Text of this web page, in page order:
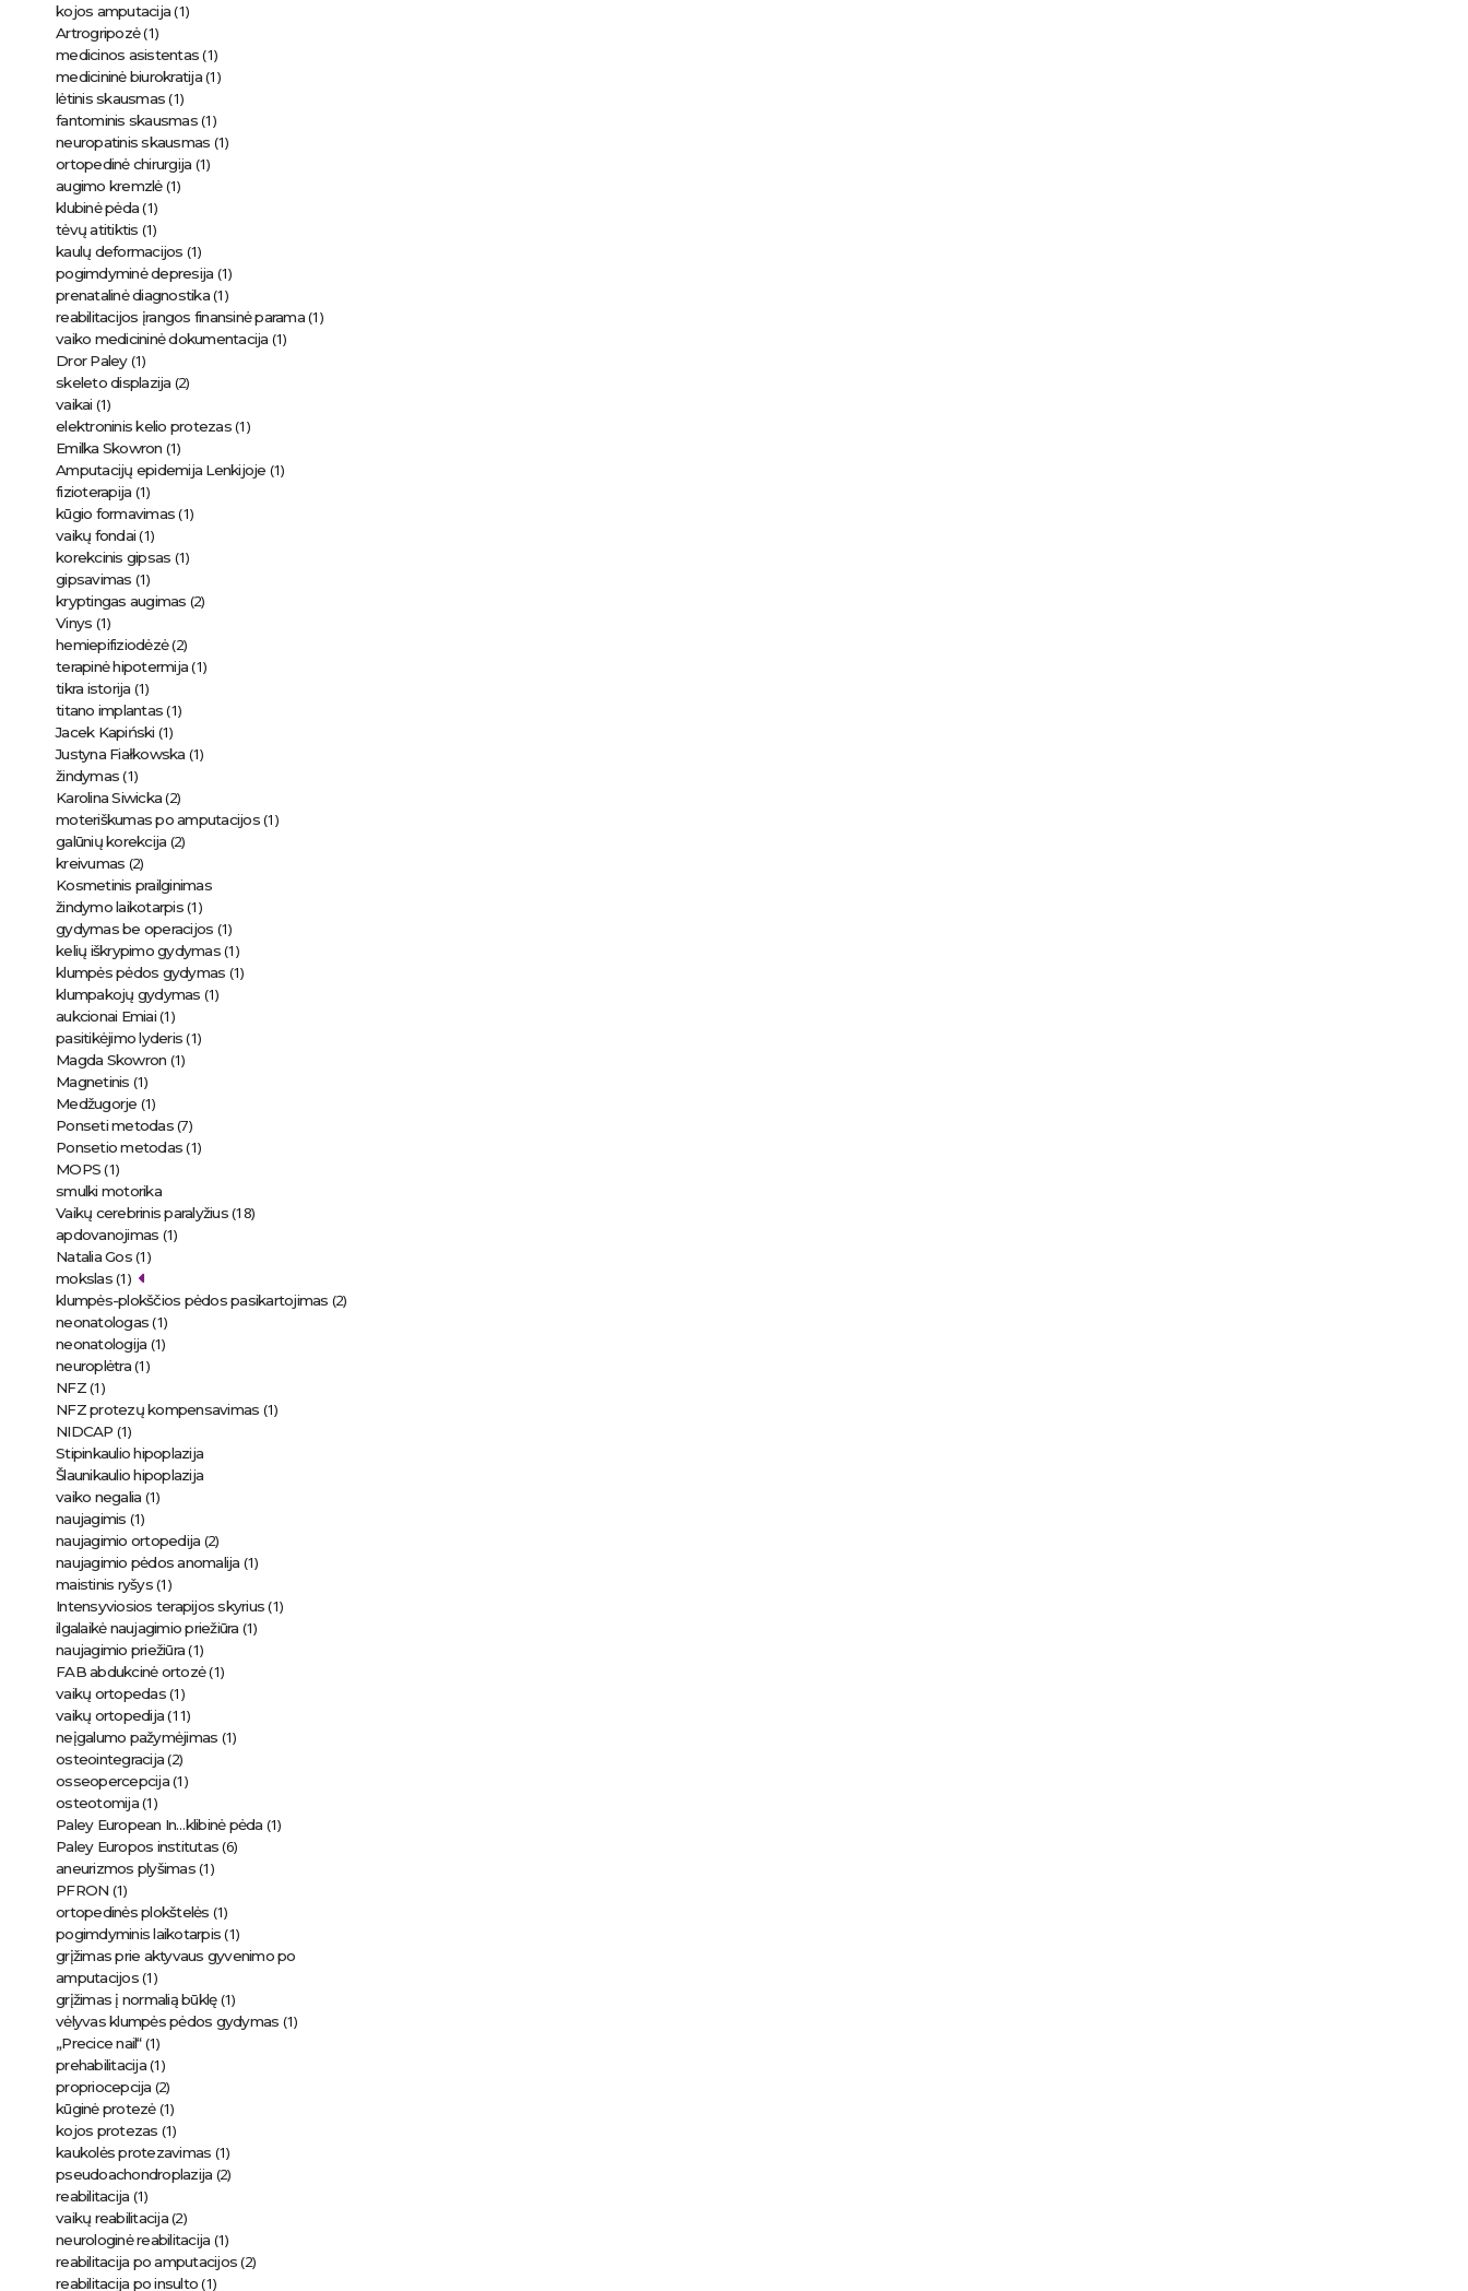
kojos amputacija(1)
Artrogripozė(1)
medicinos asistentas(1)
medicininė biurokratija(1)
lėtinis skausmas(1)
fantominis skausmas(1)
neuropatinis skausmas (1)
ortopedinė chirurgija (1)
augimo kremzlė(1)
klubinė pėda(1)
tėvų atitiktis (1)
kaulų deformacijos (1)
pogimdyminė depresija (1)
prenatalinė diagnostika(1)
reabilitacijos įrangos finansinė parama(1)
vaiko medicininė dokumentacija (1)
Dror Paley(1)
skeleto displazija (2)
vaikai (1)
elektroninis kelio protezas(1)
Emilka Skowron (1)
Amputacijų epidemija Lenkijoje (1)
fizioterapija (1)
kūgio formavimas(1)
vaikų fondai(1)
korekcinis gipsas (1)
gipsavimas (1)
kryptingas augimas (2)
Vinys (1)
hemiepifiziodėzė(2)
terapinė hipotermija(1)
tikra istorija (1)
titano implantas(1)
Jacek Kapiński (1)
Justyna Fiałkowska (1)
žindymas(1)
Karolina Siwicka(2)
moteriškumas po amputacijos(1)
galūnių korekcija (2)
kreivumas (2)
Kosmetinis prailginimas
žindymo laikotarpis(1)
gydymas be operacijos (1)
kelių iškrypimo gydymas(1)
klumpės pėdos gydymas (1)
klumpakojų gydymas (1)
aukcionai Emiai(1)
pasitikėjimo lyderis(1)
Magda Skowron (1)
Magnetinis (1)
Medžugorje (1)
Ponseti metodas(7)
Ponsetio metodas(1)
MOPS(1)
smulki motorika
Vaikų cerebrinis paralyžius(18)
apdovanojimas (1)
Natalia Gos(1)
mokslas(1)
klumpės-plokščios pėdos pasikartojimas (2)
neonatologas(1)
neonatologija (1)
neuroplėtra(1)
NFZ(1)
NFZ protezų kompensavimas (1)
NIDCAP (1)
Stipinkaulio hipoplazija
Šlaunikaulio hipoplazija
vaiko negalia (1)
naujagimis (1)
naujagimio ortopedija (2)
naujagimio pėdos anomalija (1)
maistinis ryšys(1)
Intensyviosios terapijos skyrius(1)
ilgalaikė naujagimio priežiūra (1)
naujagimio priežiūra(1)
FAB abdukcinė ortozė(1)
vaikų ortopedas(1)
vaikų ortopedija(11)
neįgalumo pažymėjimas (1)
osteointegracija(2)
osseopercepcija(1)
osteotomija(1)
Paley European In…klibinė pėda (1)
Paley Europos institutas(6)
aneurizmos plyšimas(1)
PFRON (1)
ortopedinės plokštelės (1)
pogimdyminis laikotarpis(1)
grįžimas prie aktyvaus gyvenimo po
amputacijos(1)
grįžimas į normalią būklę(1)
vėlyvas klumpės pėdos gydymas (1)
„Precice nail“(1)
prehabilitacija(1)
propriocepcija (2)
kūginė protezė(1)
kojos protezas (1)
kaukolės protezavimas (1)
pseudoachondroplazija (2)
reabilitacija (1)
vaikų reabilitacija(2)
neurologinė reabilitacija (1)
reabilitacija po amputacijos(2)
reabilitacija po insulto(1)